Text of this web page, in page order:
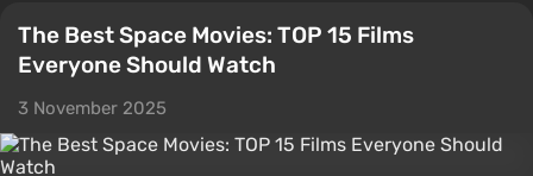
The Best Space Movies: TOP 15 Films
Everyone Should Watch
3 November 2025